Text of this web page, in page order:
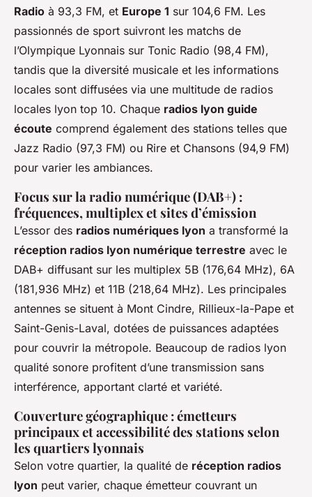
Radio à 93,3 FM, et Europe 1 sur 104,6 FM. Les
passionnés de sport suivront les matchs de
l’Olympique Lyonnais sur Tonic Radio (98,4 FM),
tandis que la diversité musicale et les informations
locales sont diffusées via une multitude de radios
locales lyon top 10. Chaque radios lyon guide
écoute comprend également des stations telles que
Jazz Radio (97,3 FM) ou Rire et Chansons (94,9 FM)
pour varier les ambiances.
Focus sur la radio numérique (DAB+) :
fréquences, multiplex et sites d’émission
L’essor des radios numériques lyon a transformé la
réception radios lyon numérique terrestre avec le
DAB+ diffusant sur les multiplex 5B (176,64 MHz), 6A
(181,936 MHz) et 11B (218,64 MHz). Les principales
antennes se situent à Mont Cindre, Rillieux-la-Pape et
Saint-Genis-Laval, dotées de puissances adaptées
pour couvrir la métropole. Beaucoup de radios lyon
qualité sonore profitent d’une transmission sans
interférence, apportant clarté et variété.
Couverture géographique : émetteurs
principaux et accessibilité des stations selon
les quartiers lyonnais
Selon votre quartier, la qualité de réception radios
lyon peut varier, chaque émetteur couvrant un